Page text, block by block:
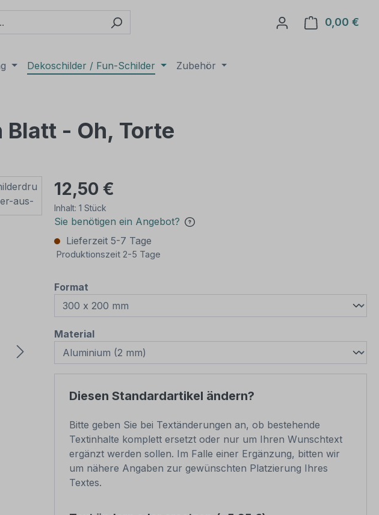
0,00 €
Dekoschilder / Fun-Schilder Zubehör
Blatt - Oh, Torte
12,50 €
Inhalt: 1 Stück
Sie benötigen ein Angebot?
Lieferzeit 5-7 Tage
Produktionszeit 2-5 Tage
Format
Materialauswählen
Diesen Standardartikel ändern?
Bitte geben Sie bei Textänderungen an, ob bestehende
Textinhalte komplett ersetzt oder nur um Ihren Wunschtext
ergänzt werden sollen. Im Falle einer Ergänzung, bitten wir
um nähere Angaben zur gewünschten Platzierung Ihres
Textes.